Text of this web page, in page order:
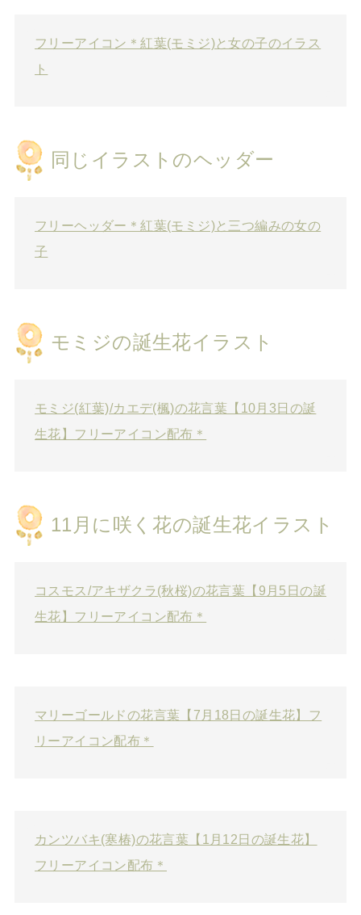
フリーアイコン＊紅葉(モミジ)と女の子のイラス
ト
同じイラストのヘッダー
フリーヘッダー＊紅葉(モミジ)と三つ編みの女の
子
モミジの誕生花イラスト
モミジ(紅葉)/カエデ(楓)の花言葉【10月3日の誕
生花】フリーアイコン配布＊
11月に咲く花の誕生花イラスト
コスモス/アキザクラ(秋桜)の花言葉【9月5日の誕
生花】フリーアイコン配布＊
マリーゴールドの花言葉【7月18日の誕生花】フ
リーアイコン配布＊
カンツバキ(寒椿)の花言葉【1月12日の誕生花】
フリーアイコン配布＊